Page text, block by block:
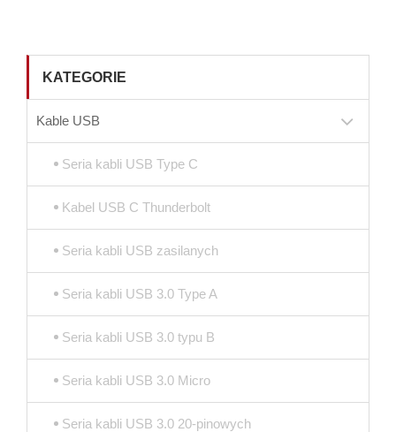
KATEGORIE
Kable USB
Seria kabli USB Type C
Kabel USB C Thunderbolt
Seria kabli USB zasilanych
Seria kabli USB 3.0 Type A
Seria kabli USB 3.0 typu B
Seria kabli USB 3.0 Micro
Seria kabli USB 3.0 20-pinowych